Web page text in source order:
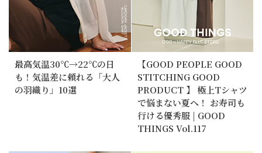
最高気温30℃→22℃の日
も！気温差に頼れる「大人
の羽織り」10選
【GOOD PEOPLE GOOD
STITCHING GOOD
PRODUCT 】 極上Tシャツ
で悩まない夏へ！ お寿司も
行ける優秀服 | GOOD
THINGS Vol.117